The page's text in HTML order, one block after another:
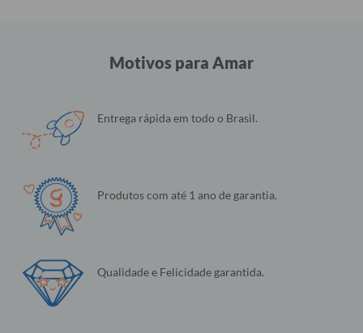
Motivos para Amar
Entrega rápida em todo o Brasil.
Produtos com até 1 ano de garantia.
Qualidade e Felicidade garantida.